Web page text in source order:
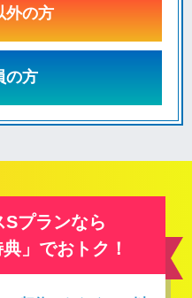
外の方
の方
プランなら
」でおトク！